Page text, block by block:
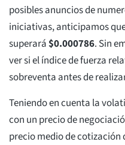
posibles anuncios de
iniciativas, anticipamos
superará$0.000786. Sin
ver si el índice de fuerza
sobreventa antes de
Teniendo en cuenta la
con un precio de
precio medio de cotización